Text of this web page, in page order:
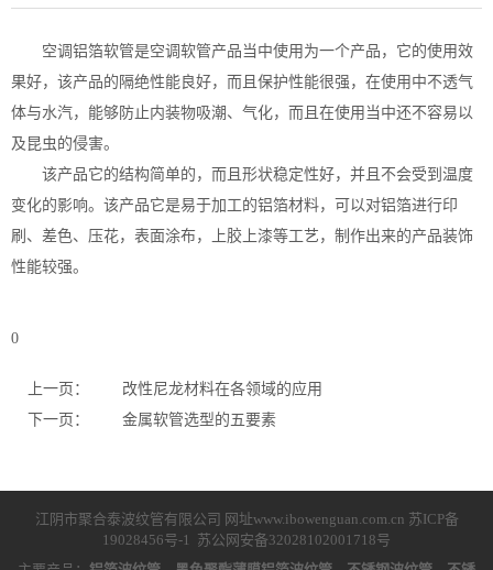
空调铝箔软管是空调软管产品当中使用为一个产品，它的使用效
果好，该产品的隔绝性能良好，而且保护性能很强，在使用中不透气
体与水汽，能够防止内装物吸潮、气化，而且在使用当中还不容易以
及昆虫的侵害。
该产品它的结构简单的，而且形状稳定性好，并且不会受到温度
变化的影响。该产品它是易于加工的铝箔材料，可以对铝箔进行印
刷、差色、压花，表面涂布，上胶上漆等工艺，制作出来的产品装饰
性能较强。
0
上一页：
改性尼龙材料在各领域的应用
下一页：
金属软管选型的五要素
江阴市聚合泰波纹管有限公司 网址www.ibowenguan.com.cn 苏ICP备
19028456号-1
苏公网安备32028102001718号